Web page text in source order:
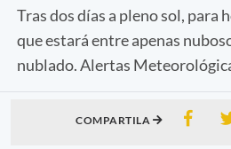
Tras dos días a pleno sol, para
que estará entre apenas
nublado. Alertas
COMPARTILA